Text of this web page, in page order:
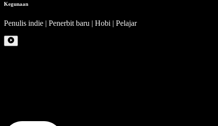
Kegunaan
Penulis indie | Penerbit baru | Hobi | Pelajar